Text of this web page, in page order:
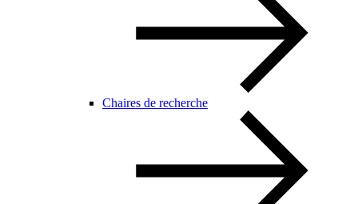
Chaires de recherche